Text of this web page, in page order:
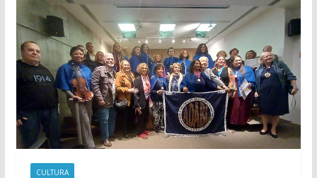
CULTURA